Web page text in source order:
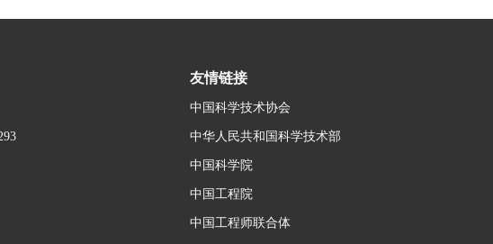
友情链接
中国科学技术协会
中华人民共和国科学技术部
中国科学院
中国工程院
中国工程师联合体